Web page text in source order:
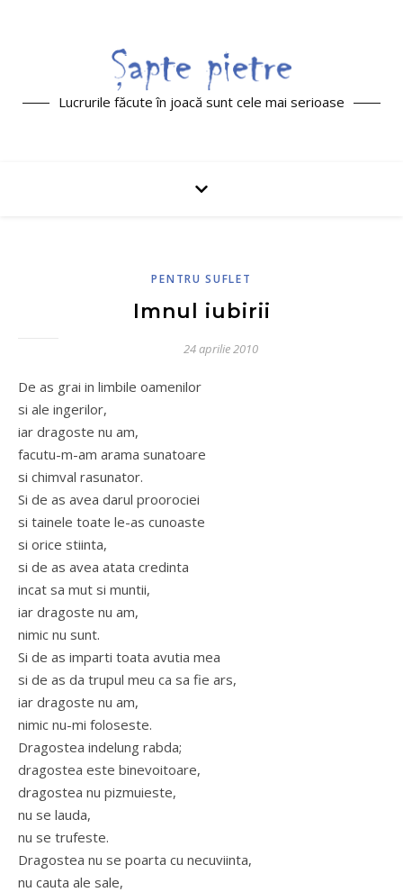
Lucrurile făcute în joacă sunt cele mai serioase
PENTRU SUFLET
Imnul iubirii
24 aprilie 2010
De as grai in limbile oamenilor
si ale ingerilor,
iar dragoste nu am,
facutu-m-am arama sunatoare
si chimval rasunator.
Si de as avea darul proorociei
si tainele toate le-as cunoaste
si orice stiinta,
si de as avea atata credinta
incat sa mut si muntii,
iar dragoste nu am,
nimic nu sunt.
Si de as imparti toata avutia mea
si de as da trupul meu ca sa fie ars,
iar dragoste nu am,
nimic nu-mi foloseste.
Dragostea indelung rabda;
dragostea este binevoitoare,
dragostea nu pizmuieste,
nu se lauda,
nu se trufeste.
Dragostea nu se poarta cu necuviinta,
nu cauta ale sale,